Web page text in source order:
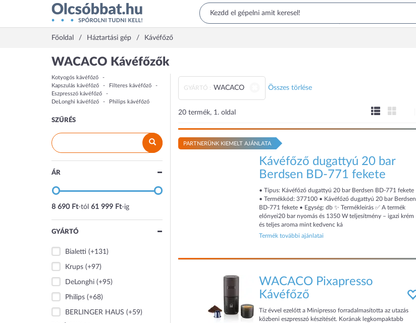
Főoldal Háztartási gép Kávéfőző
WACACO Kávéfőzők
Kotyogós kávéfőző
Kapszulás kávéfőző
Filteres kávéfőző
Eszpresszó kávéfőző
DeLonghi kávéfőző
Philips kávéfőző
SZŰRÉS
ÁR
8 690 Ft-tól 61 999 Ft-ig
GYÁRTÓ
Bialetti (+131)
Krups (+97)
DeLonghi (+95)
Philips (+68)
BERLINGER HAUS (+59)
GYÁRTÓ : WACACO Összes törlése
20 termék, 1. oldal
PARTNERÜNK KIEMELT AJÁNLATA
Kávéfőző dugattyú 20 bar
Berdsen BD-771 fekete
• Típus: Kávéfőző dugattyú 20 bar Berdsen BD-771 fekete
• Termékkód: 377100 • Kávéfőző dugattyú 20 bar Berdsen
BD-771 fekete • Egység: db ✨ Termékleírás ✅ A termék
előnyei20 bar nyomás és 1350 W teljesítmény – igazi krém
és teljes aroma mint kedvenc ká
Termék további ajánlatai
WACACO Pixapresso
Kávéfőző
Tíz évvel ezelőtt a Minipresso forradalmasította az utazás
közbeni eszpresszó készítését. Korának legkompaktabb